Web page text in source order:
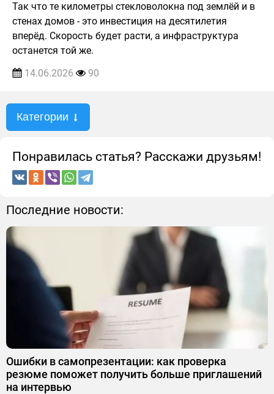
Так что те километры стекловолокна под землёй и в
стенах домов - это инвестиция на десятилетия
вперёд. Скорость будет расти, а инфраструктура
останется той же.
14.06.2026
90
Категории
Понравилась статья? Расскажи друзьям!
Последние новости:
Ошибки в самопрезентации: как проверка
резюме поможет получить больше приглашений
на интервью